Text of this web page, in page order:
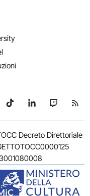
su Telegram
Seguici su TikTok
Seguici su
Seguici
Decreto Direttoriale